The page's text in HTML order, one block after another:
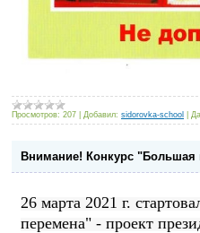
Просмотров: 207 Добавил: sidorovka-school
Внимание! Конкурс "Большая
26 марта 2021 г.
перемена" - проект